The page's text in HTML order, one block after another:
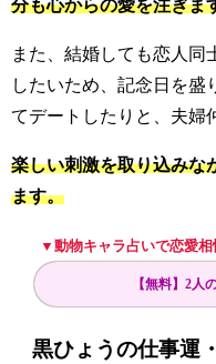
分も心からの愛を注ぎま
また、結婚しても恋人同
したいため、記念日を盛
てデートしたりと、夫婦
楽しい刺激を取り込みな
ます。
▼動物キャラ占いで恋愛
【無料】2人
黒ひょうの仕事運